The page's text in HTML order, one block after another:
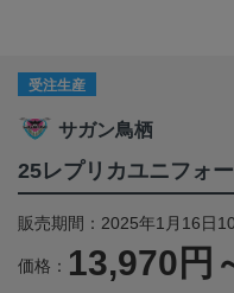
受注生産
サガン鳥栖
25レプリカユニフォ
販売期間：2025年1月16日
価格： 13,970円